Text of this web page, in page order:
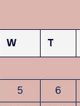
W T
5 6